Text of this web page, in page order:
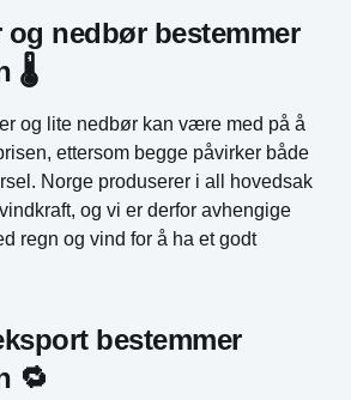
og nedbør bestemmer
🌡️
og lite nedbør kan være med på å
ettersom begge påvirker både
Norge produserer i all hovedsak
og vi er derfor avhengige
regn og vind for å ha et godt
bestemmer
🔁